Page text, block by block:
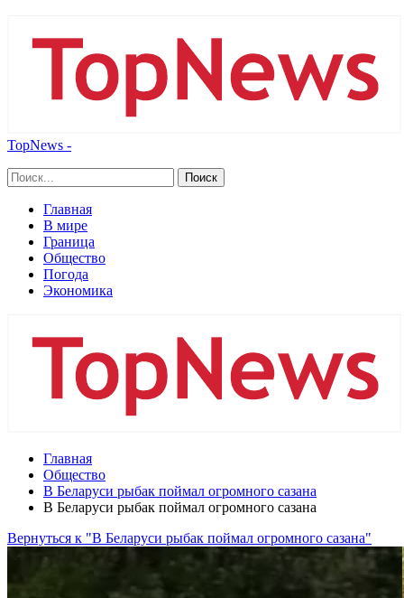
TopNews -
Главная
В мире
Граница
Общество
Погода
Экономика
Главная
Общество
В Беларуси рыбак поймал огромного сазана
В Беларуси рыбак поймал огромного сазана
Вернуться к "В Беларуси рыбак поймал огромного сазана"